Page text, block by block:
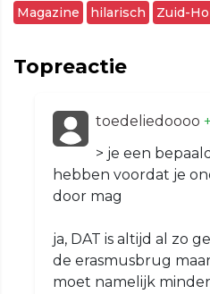
Magazine hilarisch Zuid-
Topreactie
toedeliedoooo
> je een
hebben voordat je
door mag
ja, DAT is altijd al zo
de erasmusbrug
moet namelijk